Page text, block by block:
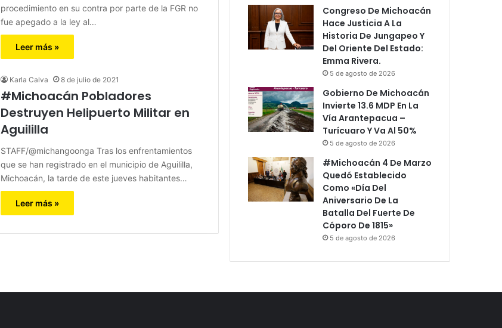
procedimiento en su contra por parte de la FGR no
fue apegado a la ley al…
Leer más »
Karla Calva 8 de julio de 2021
#Michoacán Pobladores
Destruyen Helipuerto Militar en
Aguililla
STAFF/@michangoonga Tras los enfrentamientos
que se han registrado en el municipio de Aguililla,
Michoacán, la tarde de este jueves habitantes…
Leer más »
Congreso De Michoacán
Hace Justicia A La
Historia De Jungapeo Y
Del Oriente Del Estado:
Emma Rivera.
5 de agosto de 2026
Gobierno De Michoacán
Invierte 13.6 MDP En La
Vía Arantepacua –
Turícuaro Y Va Al 50%
5 de agosto de 2026
#Michoacán 4 De Marzo
Quedó Establecido
Como «Día Del
Aniversario De La
Batalla Del Fuerte De
Cóporo De 1815»
5 de agosto de 2026